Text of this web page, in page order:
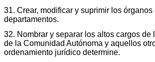
31. Crear, modificar y suprimir los
departamentos.
32. Nombrar y separar los altos cargos de
de la Comunidad Autónoma y aquellos
ordenamiento jurídico determine.